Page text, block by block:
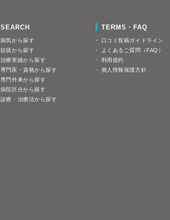
SEARCH
病気から探す
症状から探す
治療実績から探す
専門医・資格から探す
専門外来から探す
病院区分から探す
診療・治療法から探す
TERMS・FAQ
口コミ投稿ガイドライン
よくあるご質問（FAQ）
利用規約
個人情報保護方針